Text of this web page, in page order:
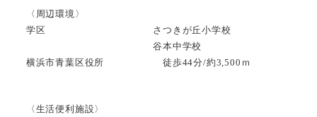
〈周辺環境〉
学区 さつきが丘小学校
谷本中学校
横浜市青葉区役所 徒歩44分/約3,500ｍ
〈生活便利施設〉